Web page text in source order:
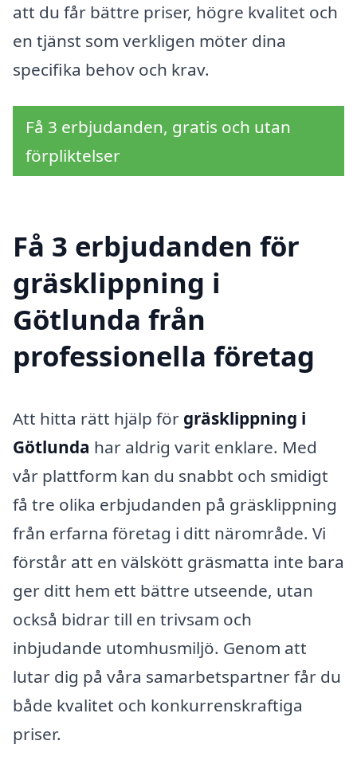
att du får bättre priser, högre kvalitet och
en tjänst som verkligen möter dina
specifika behov och krav.
Få 3 erbjudanden, gratis och utan
förpliktelser
Få 3 erbjudanden för
gräsklippning i
Götlunda från
professionella företag
Att hitta rätt hjälp för gräsklippning i
Götlunda har aldrig varit enklare. Med
vår plattform kan du snabbt och smidigt
få tre olika erbjudanden på gräsklippning
från erfarna företag i ditt närområde. Vi
förstår att en välskött gräsmatta inte bara
ger ditt hem ett bättre utseende, utan
också bidrar till en trivsam och
inbjudande utomhusmiljö. Genom att
lutar dig på våra samarbetspartner får du
både kvalitet och konkurrenskraftiga
priser.